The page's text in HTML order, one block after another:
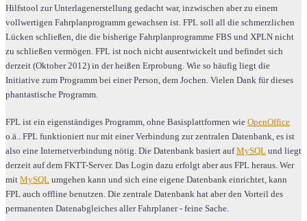
Hilfstool zur Unterlagenerstellung gedacht war, inzwischen aber zu einem
vollwertigen Fahrplanprogramm gewachsen ist. FPL soll all die schmerzlichen
Lücken schließen, die die bisherige Fahrplanprogramme FBS und XPLN nicht
zu schließen vermögen. FPL ist noch nicht ausentwickelt und befindet sich
derzeit (Oktober 2012) in der heißen Erprobung. Wie so häufig liegt die
Initiative zum Programm bei einer Person, dem Jochen. Vielen Dank für dieses
phantastische Programm.
FPL ist ein eigenständiges Programm, ohne Basisplattformen wie OpenOffice
o.ä.. FPL funktioniert nur mit einer Verbindung zur zentralen Datenbank, es ist
also eine Internetverbindung nötig. Die Datenbank basiert aufMySQL und liegt
derzeit auf dem FKTT-Server. Das Login dazu erfolgt aber aus FPL heraus. Wer
mit MySQL umgehen kann und sich eine eigene Datenbank einrichtet, kann
FPL auch offline benutzen. Die zentrale Datenbank hat aber den Vorteil des
permanenten Datenabgleiches aller Fahrplaner - feine Sache.